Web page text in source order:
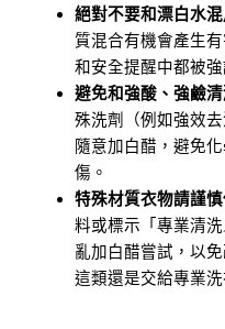
絕對不要和漂白水
質混合有機會產生
和安全提醒中都被
避免和強酸、強鹼
殊洗劑（例如強效
隨意加白醋，避免
傷。
特殊材質衣物請謹
料或標示「專業清
亂加白醋嘗試，以
這類還是交給專業洗